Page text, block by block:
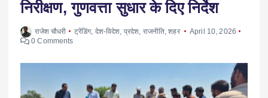
निरीक्षण, गुणवत्ता सुधार के दिए निर्देश
राजेश चौधरी ट्रेंडिंग, देश-विदेश प्रदेश राजनीति ,शहर
April 10, 2026
0 Comments